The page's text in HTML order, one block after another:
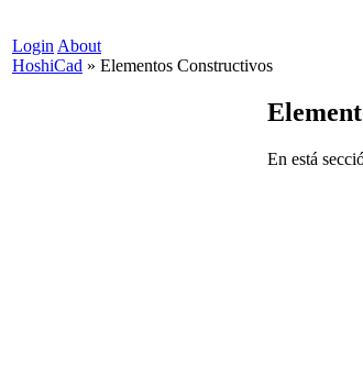
Login About
HoshiCad » Elementos Constructivos
En está